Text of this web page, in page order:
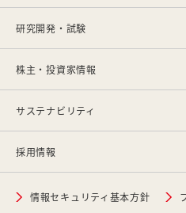
研究開発・試験
株主・投資家情報
サステナビリティ
採用情報
情報セキュリティ基本方針